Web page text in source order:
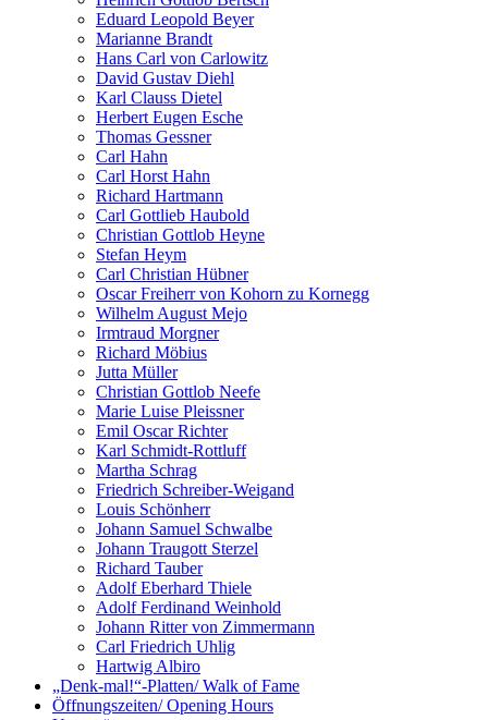
Eduard Leopold Beyer
Marianne Brandt
Hans Carl von Carlowitz
David Gustav Diehl
Karl Clauss Dietel
Herbert Eugen Esche
Thomas Gessner
Carl Hahn
Carl Horst Hahn
Richard Hartmann
Carl Gottlieb Haubold
Christian Gottlob Heyne
Stefan Heym
Carl Christian Hübner
Oscar Freiherr von Kohorn zu Kornegg
Wilhelm August Mejo
Irmtraud Morgner
Richard Möbius
Jutta Müller
Christian Gottlob Neefe
Marie Luise Pleissner
Emil Oscar Richter
Karl Schmidt-Rottluff
Martha Schrag
Friedrich Schreiber-Weigand
Louis Schönherr
Johann Samuel Schwalbe
Johann Traugott Sterzel
Richard Tauber
Adolf Eberhard Thiele
Adolf Ferdinand Weinhold
Johann Ritter von Zimmermann
Carl Friedrich Uhlig
Hartwig Albiro
„Denk-mal!“-Platten/ Walk of Fame
Öffnungszeiten/ Opening Hours